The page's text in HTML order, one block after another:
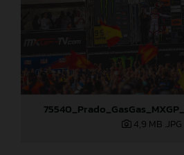
4,9 MB .JPG